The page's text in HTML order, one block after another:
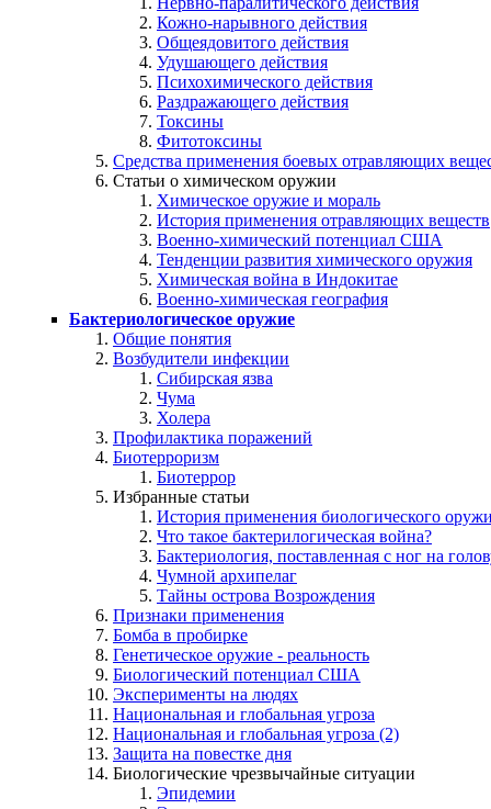
Кожно-нарывного действия
Общеядовитого действия
Удушающего действия
Психохимического действия
Раздражающего действия
Токсины
Фитотоксины
Средства применения боевых отравляющих
Статьи о химическом оружии
Химическое оружие и мораль
История применения отравляющих веществ
Военно-химический потенциал США
Тенденции развития химического оружия
Химическая война в Индокитае
Военно-химическая география
Бактериологическое оружие
Общие понятия
Возбудители инфекции
Сибирская язва
Чума
Холера
Профилактика поражений
Биотерроризм
Биотеррор
Избранные статьи
История применения биологического
Что такое бактерилогическая война?
Бактериология, поставленная с ног на
Чумной архипелаг
Тайны острова Возрождения
Признаки применения
Бомба в пробирке
Генетическое оружие - реальность
Биологический потенциал США
Эксперименты на людях
Национальная и глобальная угроза
Национальная и глобальная угроза (2)
Защита на повестке дня
Биологические чрезвычайные ситуации
Эпидемии